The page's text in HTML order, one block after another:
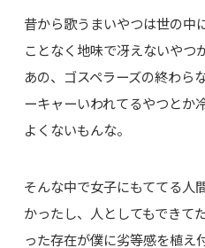
昔から歌うまいやつは世の中
ことなく地味で冴えないやつ
あの、ゴスペラーズの終わら
ーキャーいわれてるやつとか
よくないもんな。
そんな中で女子にもててる人
かったし、人としてもできて
った存在が僕に劣等感を植え